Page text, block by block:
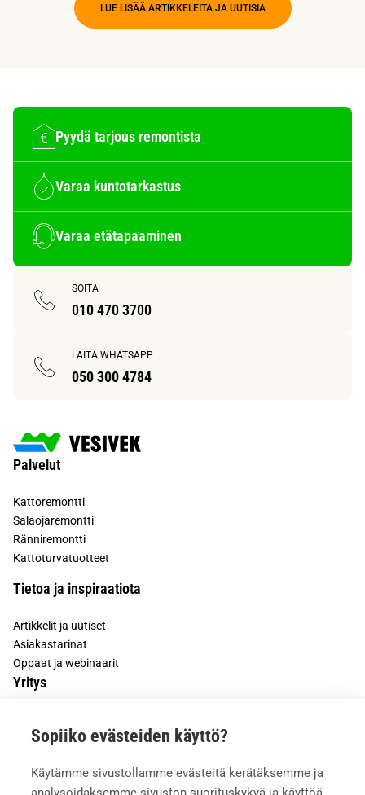
Sopiiko evästeiden käyttö?
Käytämme sivustollamme evästeitä kerätäksemme ja
LUE LISÄÄ ARTIKKELEITA JA UUTISIA
Pyydä tarjous remontista
Varaa kuntotarkastus
Varaa etätapaaminen
SOITA
010 470 3700
LAITA WHATSAPP
050 300 4784
Palvelut
Kattoremontti
Salaojaremontti
Ränniremontti
Kattoturvatuotteet
Tietoa ja inspiraatiota
Artikkelit ja uutiset
Asiakastarinat
Oppaat ja webinaarit
Yritys
Asiakkaiden kokemuksia
Yhteystiedot